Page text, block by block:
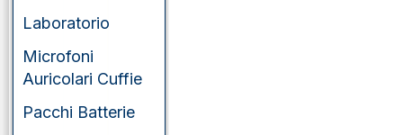
Laboratorio
Microfoni
Auricolari Cuffie
Pacchi Batterie